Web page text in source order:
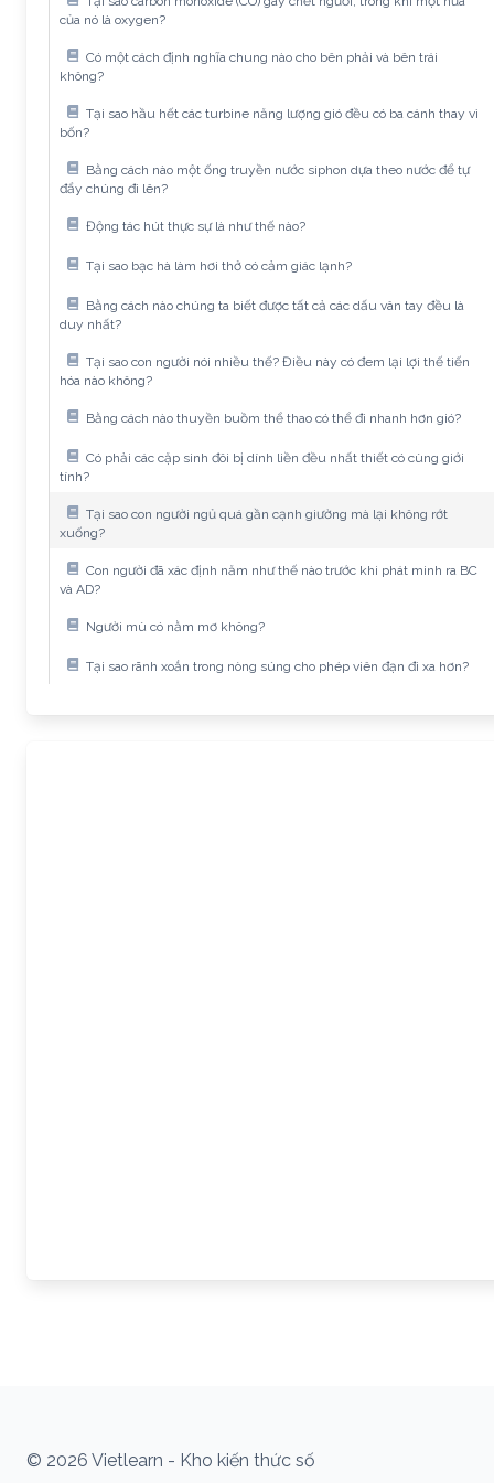
của nó là oxygen?
Có một cách định nghĩa chung nào cho bên phải và bên trái
không?
Tại sao hầu hết các turbine năng lượng gió đều có ba cánh thay vì
bốn?
Bằng cách nào một ống truyền nước siphon dựa theo nước để tự
đẩy chúng đi lên?
Động tác hút thực sự là như thế nào?
Tại sao bạc hà làm hơi thở có cảm giác lạnh?
Bằng cách nào chúng ta biết được tất cả các dấu vân tay đều là
duy nhất?
Tại sao con người nói nhiều thế? Điều này có đem lại lợi thế tiến
hóa nào không?
Bằng cách nào thuyền buồm thể thao có thể đi nhanh hơn gió?
Có phải các cặp sinh đôi bị dính liền đều nhất thiết có cùng giới
tính?
Tại sao con người ngủ quá gần cạnh giường mà lại không rớt
xuống?
Con người đã xác định năm như thế nào trước khi phát minh ra BC
và AD?
Người mù có nằm mơ không?
Tại sao rãnh xoắn trong nòng súng cho phép viên đạn đi xa hơn?
© 2026 Vietlearn - Kho kiến thức số